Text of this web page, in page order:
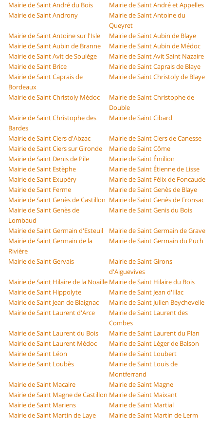
Mairie de Saint André du Bois
Mairie de Saint André et Appelles
Mairie de Saint Androny
Mairie de Saint Antoine du
Queyret
Mairie de Saint Antoine sur l'Isle
Mairie de Saint Aubin de Blaye
Mairie de Saint Aubin de Branne
Mairie de Saint Aubin de Médoc
Mairie de Saint Avit de Soulège
Mairie de Saint Avit Saint Nazaire
Mairie de Saint Brice
Mairie de Saint Caprais de Blaye
Mairie de Saint Caprais de
Bordeaux
Mairie de Saint Christoly de Blaye
Mairie de Saint Christoly Médoc
Mairie de Saint Christophe de
Double
Mairie de Saint Christophe des
Bardes
Mairie de Saint Cibard
Mairie de Saint Ciers d'Abzac
Mairie de Saint Ciers de Canesse
Mairie de Saint Ciers sur Gironde
Mairie de Saint Côme
Mairie de Saint Denis de Pile
Mairie de Saint Émilion
Mairie de Saint Estèphe
Mairie de Saint Étienne de Lisse
Mairie de Saint Exupéry
Mairie de Saint Félix de Foncaude
Mairie de Saint Ferme
Mairie de Saint Genès de Blaye
Mairie de Saint Genès de Castillon Mairie de Saint Genès de Fronsac
Mairie de Saint Genès de
Lombaud
Mairie de Saint Genis du Bois
Mairie de Saint Germain d'Esteuil
Mairie de Saint Germain de Grave
Mairie de Saint Germain de la
Rivière
Mairie de Saint Germain du Puch
Mairie de Saint Gervais
Mairie de Saint Girons
d'Aiguevives
Mairie de Saint Hilaire de la Noaille Mairie de Saint Hilaire du Bois
Mairie de Saint Hippolyte
Mairie de Saint Jean d'Illac
Mairie de Saint Jean de Blaignac
Mairie de Saint Julien Beychevelle
Mairie de Saint Laurent d'Arce
Mairie de Saint Laurent des
Combes
Mairie de Saint Laurent du Bois
Mairie de Saint Laurent du Plan
Mairie de Saint Laurent Médoc
Mairie de Saint Léger de Balson
Mairie de Saint Léon
Mairie de Saint Loubert
Mairie de Saint Loubès
Mairie de Saint Louis de
Montferrand
Mairie de Saint Macaire
Mairie de Saint Magne
Mairie de Saint Magne de Castillon Mairie de Saint Maixant
Mairie de Saint Mariens
Mairie de Saint Martial
Mairie de Saint Martin de Laye
Mairie de Saint Martin de Lerm